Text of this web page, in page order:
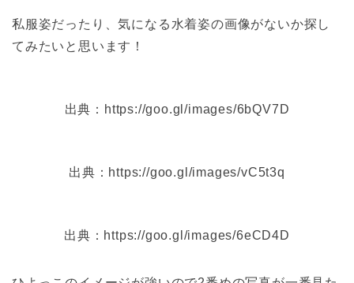
私服姿だったり、気になる水着姿の画像がないか探し
てみたいと思います！
出典：https://goo.gl/images/6bQV7D
出典：https://goo.gl/images/vC5t3q
出典：https://goo.gl/images/6eCD4D